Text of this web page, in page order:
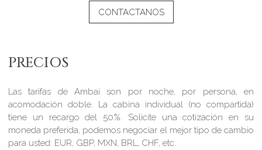
CONTACTANOS
PRECIOS
Las tarifas de Ambai son por noche, por persona, en
acomodación doble. La cabina individual (no compartida)
tiene un recargo del 50%. Solicite una cotización en su
moneda preferida, podemos negociar el mejor tipo de cambio
para usted: EUR, GBP, MXN, BRL, CHF, etc.